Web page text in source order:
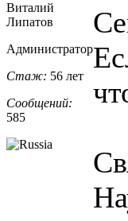
Виталий
Липатов
Администратор
Стаж: 56 лет
Сообщений:
585